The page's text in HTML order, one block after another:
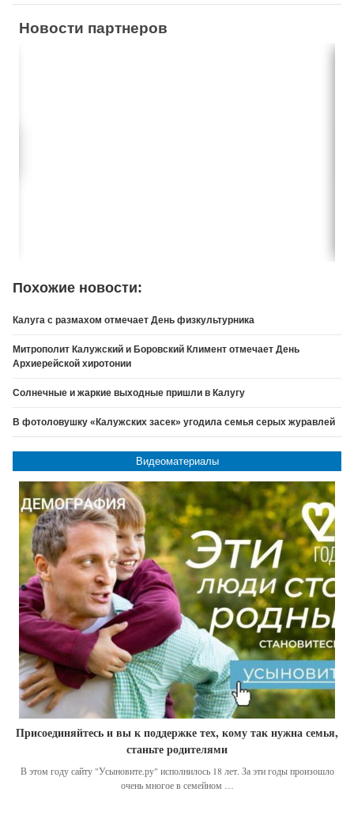
Новости партнеров
Похожие новости:
Калуга с размахом отмечает День физкультурника
Митрополит Калужский и Боровский Климент отмечает День
Архиерейской хиротонии
Солнечные и жаркие выходные пришли в Калугу
В фотоловушку «Калужских засек» угодила семья серых журавлей
Видеоматериалы
Присоединяйтесь и вы к поддержке тех, кому так нужна семья,
станьте родителями
В этом году сайту "Усыновите.ру" исполнилось 18 лет. За эти годы произошло
очень многое в семейном …